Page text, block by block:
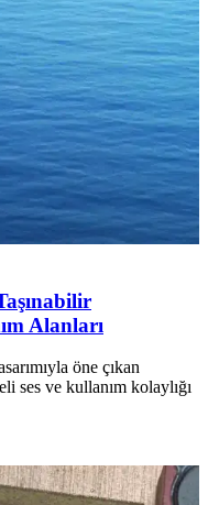
Alanları
öne çıkan
ses ve kullanım kolaylığı